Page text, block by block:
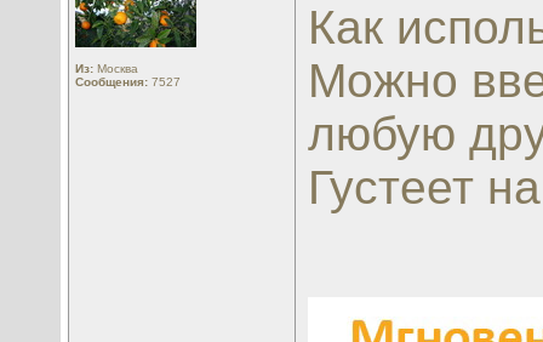
Из: Москва
Сообщения: 7527
Как
Можно
любую
Густеет